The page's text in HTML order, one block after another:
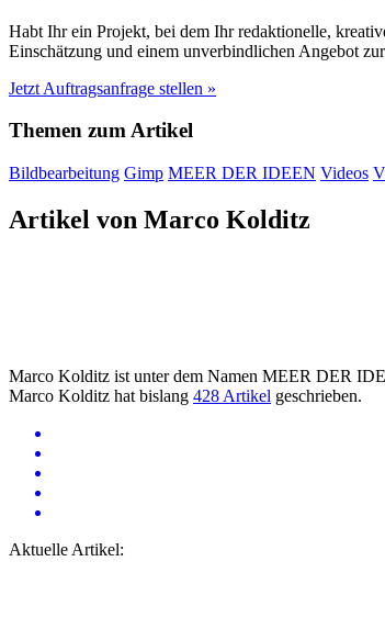
Habt Ihr ein Projekt, bei dem Ihr redaktionelle,
Einschätzung und einem unverbindlichen Angebot
Jetzt Auftragsanfrage stellen »
Themen zum Artikel
Bildbearbeitung Gimp MEER DER IDEEN Videos
Artikel von Marco Kolditz
Marco Kolditz ist unter dem Namen MEER DER
Marco Kolditz hat bislang 428 Artikel geschrieben.
Aktuelle Artikel: